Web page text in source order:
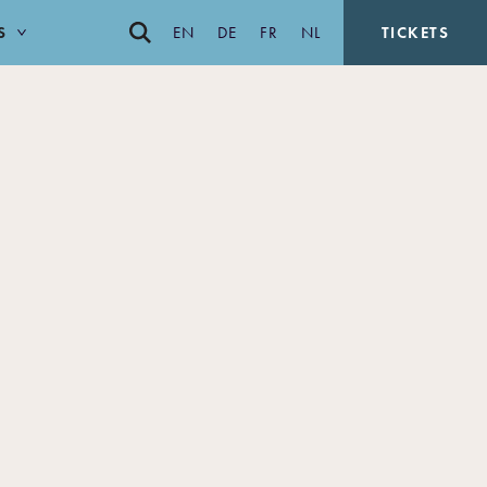
EN DE FR NL TICKETS